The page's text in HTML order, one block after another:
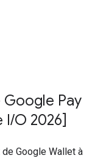
Pay
O 2026]
Google Wallet à